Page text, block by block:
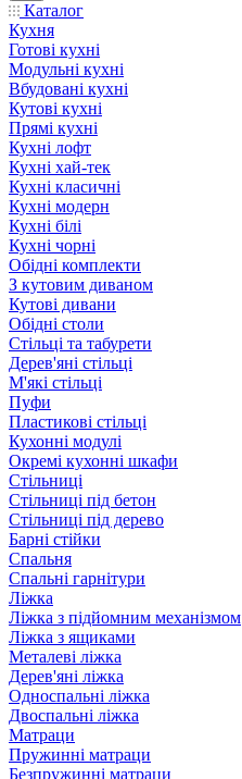
Каталог
Кухня
Готові кухні
Модульні кухні
Вбудовані кухні
Кутові кухні
Прямі кухні
Кухні лофт
Кухні хай-тек
Кухні класичні
Кухні модерн
Кухні білі
Кухні чорні
Обідні комплекти
З кутовим диваном
Кутові дивани
Обідні столи
Стільці та табурети
Дерев'яні стільці
М'які стільці
Пуфи
Пластикові стільці
Кухонні модулі
Окремі кухонні шкафи
Стільниці
Стільниці під бетон
Стільниці під дерево
Барні стійки
Спальня
Спальні гарнітури
Ліжка
Ліжка з підйомним механізмом
Ліжка з ящиками
Металеві ліжка
Дерев'яні ліжка
Односпальні ліжка
Двоспальні ліжка
Матраци
Пружинні матраци
Безпружинні матраци